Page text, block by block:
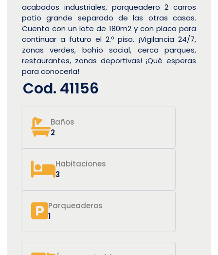
acabados industriales, parqueadero 2 carros
patio grande separado de las otras casas.
Cuenta con un lote de 180m2 y con placa para
continuar a futuro el 2.º piso. ¡Vigilancia 24/7,
zonas verdes, bohío social, cerca parques,
restaurantes, zonas deportivas! ¡Qué esperas
para conocerla!
Cod. 41156
Baños
2
Habitaciones
3
Parqueaderos
1